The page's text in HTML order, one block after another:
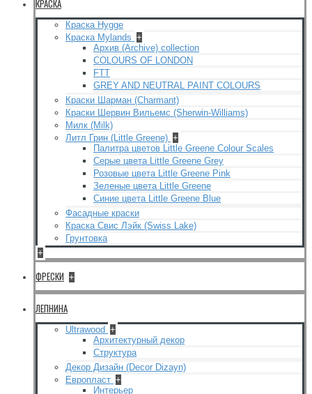
КРАСКА
Краска Hygge
Краска Mylands +
Архив (Archive) collection
COLOURS OF LONDON
FTT
GREY AND NEUTRAL PAINT COLOURS
Краски Шарман (Charmant)
Краски Шервин Вильемс (Sherwin-Williams)
Милк (Milk)
Литл Грин (Little Greene) +
Палитра цветов Little Greene Colour Scales
Серые цвета Little Greene Grey
Розовые цвета Little Greene Pink
Зеленые цвета Little Greene
Синие цвета Little Greene Blue
Фасадные краски
Краска Свис Лэйк (Swiss Lake)
Грунтовка
+
ФРЕСКИ +
ЛЕПНИНА
Ultrawood +
Архитектурный декор
Структура
Декор Дизайн (Decor Dizayn)
Европласт +
Интерьер